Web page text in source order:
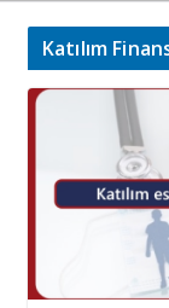
Katılım